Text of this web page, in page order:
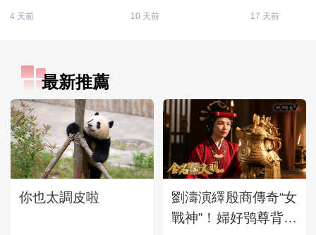
4 天前 10 天前 17 天前
最新推薦
你也太調皮啦
劉濤演繹殷商傳奇“女
戰神”！婦好鸮尊背後